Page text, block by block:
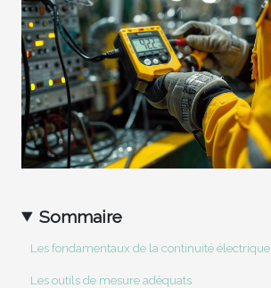
Sommaire
Les fondamentaux de la continuité électrique
Les outils de mesure adéquats